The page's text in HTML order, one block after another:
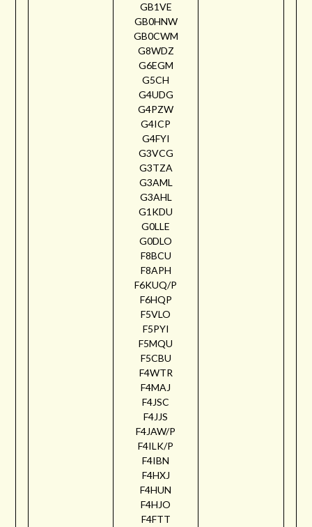
GB1VE
GB0HNW
GB0CWM
G8WDZ
G6EGM
G5CH
G4UDG
G4PZW
G4ICP
G4FYI
G3VCG
G3TZA
G3AML
G3AHL
G1KDU
G0LLE
G0DLO
F8BCU
F8APH
F6KUQ/P
F6HQP
F5VLO
F5PYI
F5MQU
F5CBU
F4WTR
F4MAJ
F4JSC
F4JJS
F4JAW/P
F4ILK/P
F4IBN
F4HXJ
F4HUN
F4HJO
F4FTT